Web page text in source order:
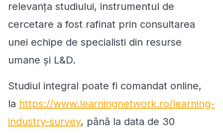
relevanța studiului, instrumentul de
cercetare a fost rafinat prin consultarea
unei echipe de specialisti din resurse
umane și L&D.
Studiul integral poate fi comandat online,
la https://www.learningnetwork.ro/learning-
industry-survey, până la data de 30